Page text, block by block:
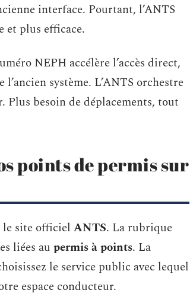
interface. Pourtant, l’ANTS
et plus efficace.
NEPH accélère l’accès direct,
système. L’ANTS orchestre
Plus besoin de déplacements, tout
points de permis sur
le site officiel ANTS. La rubrique
liées au permis à points. La
le service public avec lequel
espace conducteur.